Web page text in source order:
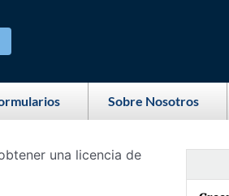
Sobre Nosotros
una licencia de